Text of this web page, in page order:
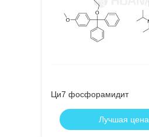
Ци7 фосфорамидит
Лучшая цена